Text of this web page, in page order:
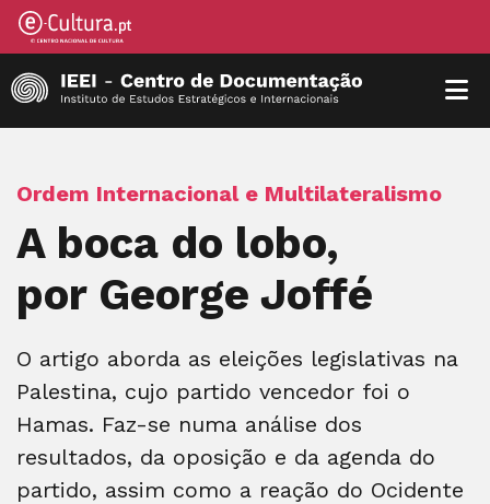
Ordem Internacional e Multilateralismo
A boca do lobo,
por George Joffé
O artigo aborda as eleições legislativas na
Palestina, cujo partido vencedor foi o
Hamas. Faz-se numa análise dos
resultados, da oposição e da agenda do
partido, assim como a reação do Ocidente